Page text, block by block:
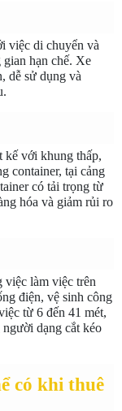
việc di chuyển và
hạn chế. Xe
dễ sử dụng và
kế với khung thấp,
container, tại cảng
có tải trọng từ
hóa và giảm rủi ro
việc làm việc trên
điện, vệ sinh công
từ 6 đến 41 mét,
dạng cắt kéo
có khi thuê